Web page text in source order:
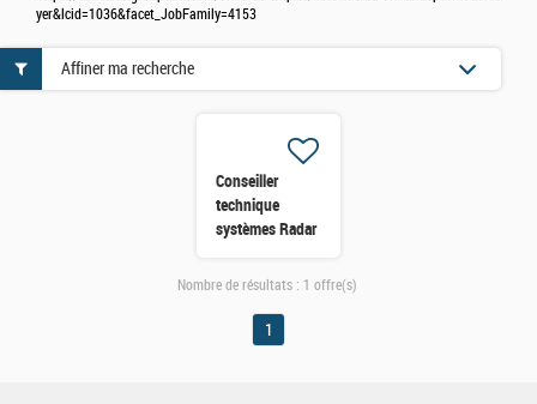
yer&lcid=1036&facet_JobFamily=4153
Conseiller
technique
systèmes Radar
Affiner ma recherche
Nombre de résultats : 1 offre(s)
1